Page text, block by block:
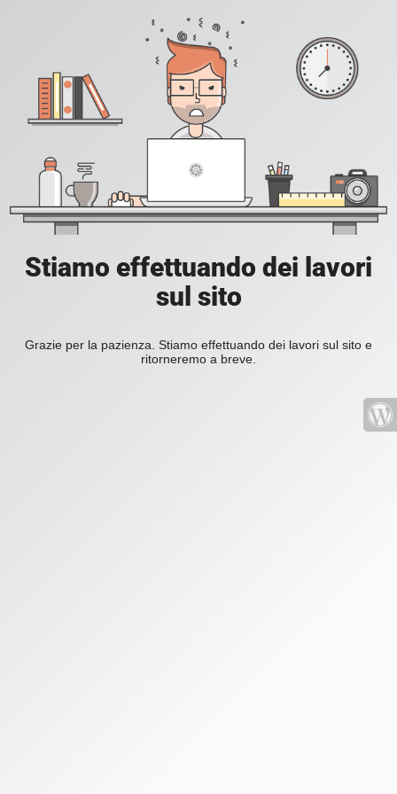
Stiamo effettuando dei lavori
sul sito
Grazie per la pazienza. Stiamo effettuando dei lavori sul sito e
ritorneremo a breve.